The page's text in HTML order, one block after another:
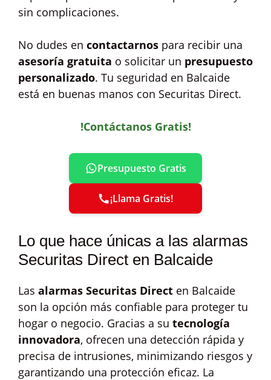
sin complicaciones.
No dudes en contactarnos para recibir una
asesoría gratuita o solicitar un presupuesto
personalizado. Tu seguridad en Balcaide
está en buenas manos con Securitas Direct.
!Contáctanos Gratis!
Presupuesto Gratis
¡Llama Gratis!
Lo que hace únicas a las alarmas
Securitas Direct en Balcaide
Las alarmas Securitas Direct en Balcaide
son la opción más confiable para proteger tu
hogar o negocio. Gracias a su tecnología
innovadora, ofrecen una detección rápida y
precisa de intrusiones, minimizando riesgos y
garantizando una protección eficaz. La